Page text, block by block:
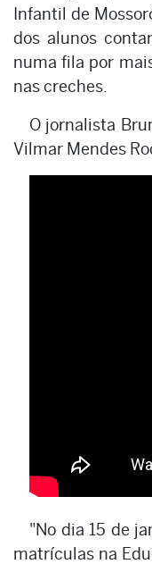
Infantil de
dos alunos
numa fila por
nas creches.
O jornalista
Vilmar Mendes
"No dia 15 de
matrículas na